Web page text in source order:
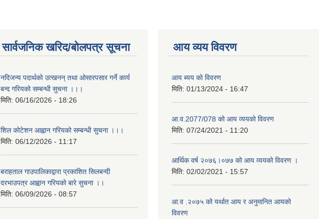
सार्वजनिक खरिद/बोलपत्र सूचना
नदिजन्य पदार्थको उत्खनन् तथा ओसारपसार गर्ने कार्य
बन्द गरियको सम्बन्धी सुचना ।।।
मिति: 06/16/2026 - 18:26
शिल कोटेशन आह्वान गरियको सम्बन्धी सुचना ।।।
मिति: 06/12/2026 - 11:17
बराहताल गाउपालिकाद्वारा प्रकाशित सिलबन्दी
दरभाउपत्र आह्वान गरियको बारे सुचना ।।
मिति: 06/09/2026 - 08:57
आय व्यय विवरण
आय ब्यय को विवरण
मिति: 01/13/2024 - 16:47
आ.व.2077/078 को आय व्ययको विवरण
मिति: 07/24/2021 - 11:20
आर्थिक वर्ष २०७६।०७७ को आय व्ययको विवरण ।
मिति: 02/02/2021 - 15:57
आ.व .२०७५ को यर्थात आय र अनुमानित आयको
विवरण